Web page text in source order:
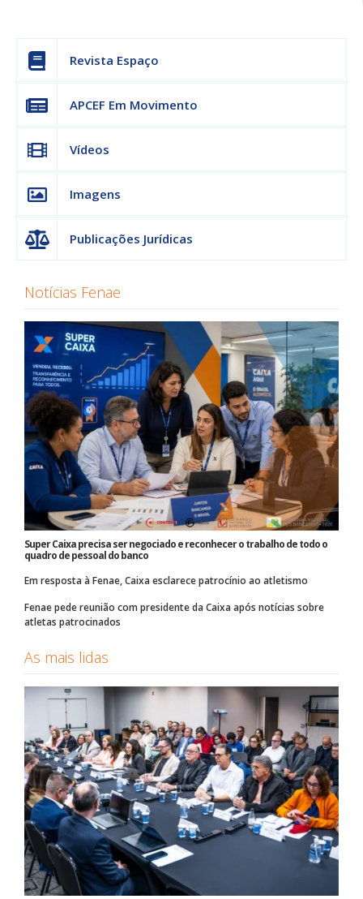
Revista Espaço
APCEF Em Movimento
Vídeos
Imagens
Publicações Jurídicas
Notícias Fenae
Super Caixa precisa ser negociado e reconhecer o trabalho de todo o
quadro de pessoal do banco
Em resposta à Fenae, Caixa esclarece patrocínio ao atletismo
Fenae pede reunião com presidente da Caixa após notícias sobre
atletas patrocinados
As mais lidas